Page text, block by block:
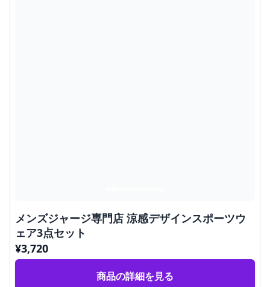
メンズジャージ専門店 涼感デザインスポーツウ
ェア3点セット
¥3,720
商品の詳細を見る